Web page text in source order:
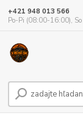
+421 948 013 566
Po-Pi (08:00-16:00),